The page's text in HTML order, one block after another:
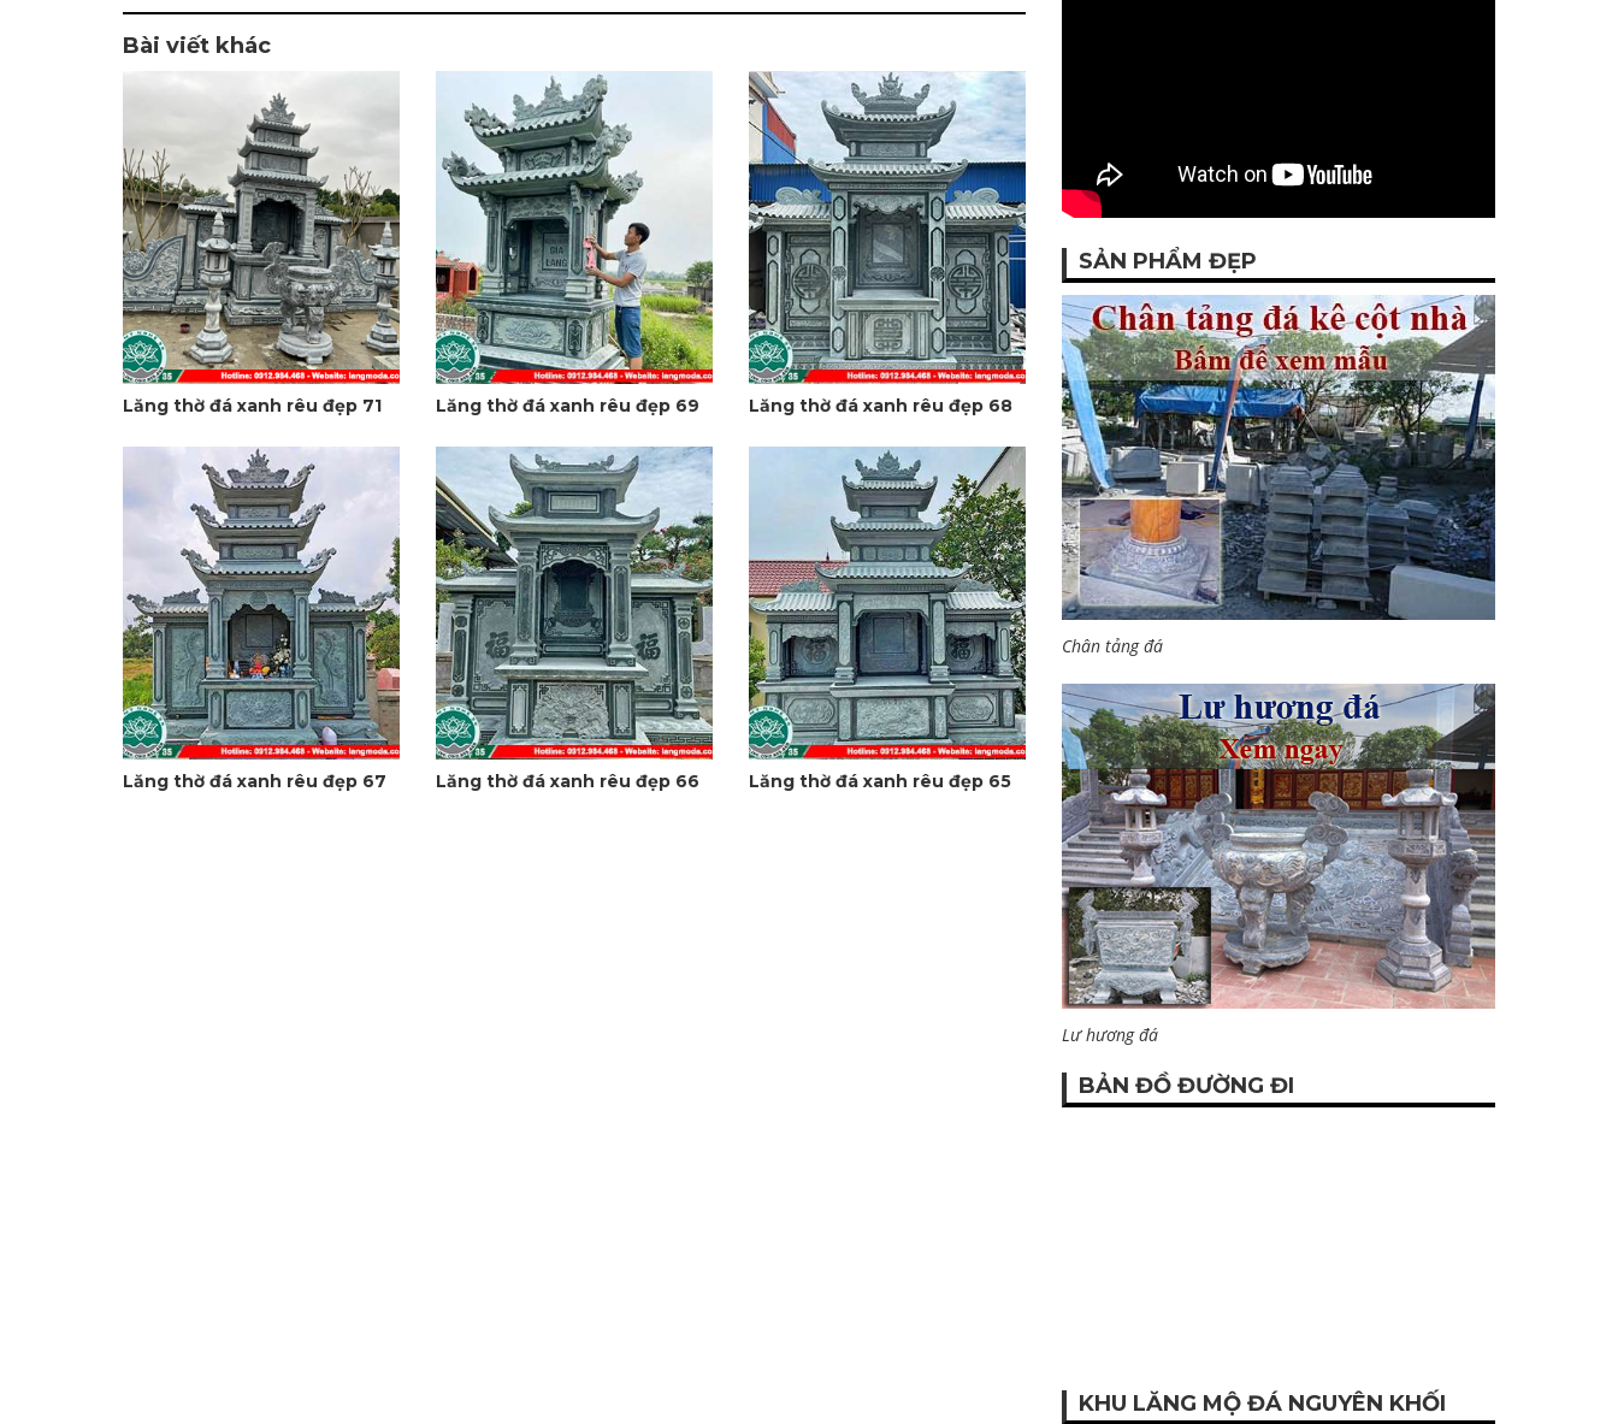
Bài viết khác
Lăng thờ đá xanh rêu đẹp 71 Lăng thờ đá xanh rêu đẹp 69 Lăng thờ đá xanh rêu đẹp 68
Lăng thờ đá xanh rêu đẹp 67 Lăng thờ đá xanh rêu đẹp 66 Lăng thờ đá xanh rêu đẹp 65
SẢN PHẨM ĐẸP
Chân tảng đá
Lư hương đá
BẢN ĐỒ ĐƯỜNG ĐI
KHU LĂNG MỘ ĐÁ NGUYÊN KHỐI